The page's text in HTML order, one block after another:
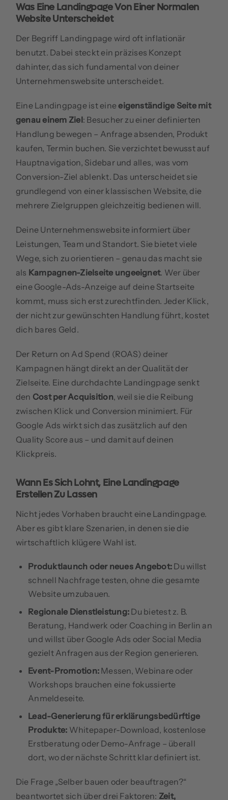
Was Eine Landingpage Von Einer Normalen
Website Unterscheidet
Der Begriff Landingpage wird oft inflationär
benutzt. Dabei steckt ein präzises Konzept
dahinter, das sich fundamental von deiner
Unternehmenswebsite unterscheidet.
Eine Landingpage ist eineeigenständige Seite mit
genau einem Ziel: Besucher zu einer definierten
Handlung bewegen – Anfrage absenden, Produkt
kaufen, Termin buchen. Sie verzichtet bewusst auf
Hauptnavigation, Sidebar und alles, was vom
Conversion-Ziel ablenkt. Das unterscheidet sie
grundlegend von einer klassischen Website, die
mehrere Zielgruppen gleichzeitig bedienen will.
Deine Unternehmenswebsite informiert über
Leistungen, Team und Standort. Sie bietet viele
Wege, sich zu orientieren – genau das macht sie
als Kampagnen-Zielseite ungeeignet. Wer über
eine Google-Ads-Anzeige auf deine Startseite
kommt, muss sich erst zurechtfinden. Jeder Klick,
der nicht zur gewünschten Handlung führt, kostet
dich bares Geld.
Der Return on Ad Spend (ROAS) deiner
Kampagnen hängt direkt an der Qualität der
Zielseite. Eine durchdachte Landingpage senkt
den Cost per Acquisition, weil sie die Reibung
zwischen Klick und Conversion minimiert. Für
Google Ads wirkt sich das zusätzlich auf den
Quality Score aus – und damit auf deinen
Klickpreis.
Wann Es Sich Lohnt, Eine Landingpage
Erstellen Zu Lassen
Nicht jedes Vorhaben braucht eine Landingpage.
Aber es gibt klare Szenarien, in denen sie die
wirtschaftlich klügere Wahl ist.
Produktlaunch oder neues Angebot: Du willst
schnell Nachfrage testen, ohne die gesamte
Website umzubauen.
Regionale Dienstleistung: Du bietest z. B.
Beratung, Handwerk oder Coaching in Berlin an
und willst über Google Ads oder Social Media
gezielt Anfragen aus der Region generieren.
Event-Promotion: Messen, Webinare oder
Workshops brauchen eine fokussierte
Anmeldeseite.
Lead-Generierung für erklärungsbedürftige
Produkte: Whitepaper-Download, kostenlose
Erstberatung oder Demo-Anfrage – überall
dort, wo der nächste Schritt klar definiert ist.
Die Frage „Selber bauen oder beauftragen?“
beantwortet sich über drei Faktoren: Zeit,